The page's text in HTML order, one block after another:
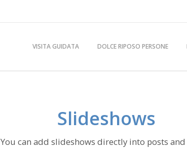
VISITA GUIDATA DOLCE RIPOSO PERSONE
Slideshows
You can add slideshows directly into posts and